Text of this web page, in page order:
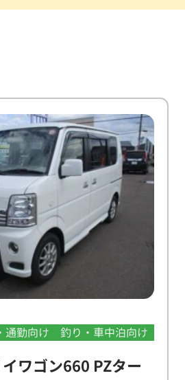
通勤向け 釣り・車中泊向け
ワゴン660 PZター